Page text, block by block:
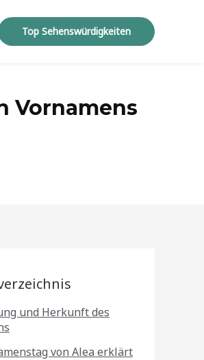
Top Sehenswürdigkeiten
Vornamens
und Herkunft des
von Alea erklärt